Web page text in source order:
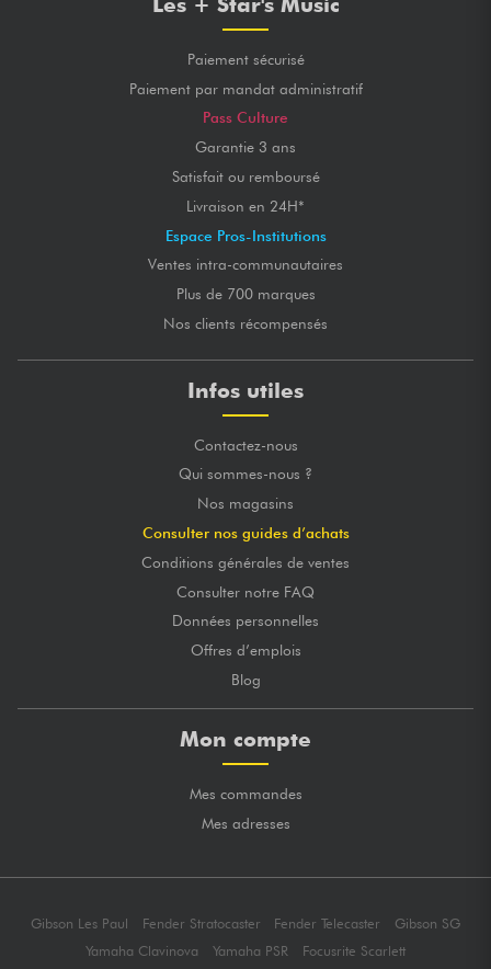
Paiement sécurisé
Paiement par mandat administratif
Pass Culture
Garantie 3 ans
Satisfait ou remboursé
Livraison en 24H*
Espace Pros-Institutions
Ventes intra-communautaires
Plus de 700 marques
Nos clients récompensés
Infos utiles
Contactez-nous
Qui sommes-nous ?
Nos magasins
Consulter nos guides d’achats
Conditions générales de ventes
Consulter notre FAQ
Données personnelles
Offres d’emplois
Blog
Mon compte
Mes commandes
Mes adresses
Gibson Les Paul Fender Stratocaster Fender Telecaster
Gibson SG
Yamaha Clavinova
Yamaha PSR Focusrite Scarlett